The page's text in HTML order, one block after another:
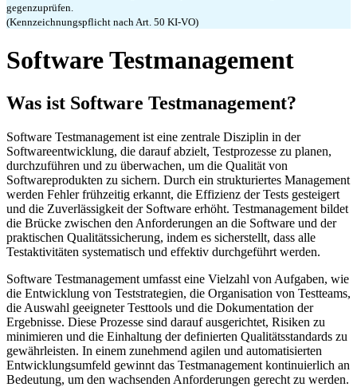
gegenzuprüfen.
(Kennzeichnungspflicht nach Art. 50 KI-VO)
Software Testmanagement
Was ist Software Testmanagement?
Software Testmanagement ist eine zentrale Disziplin in der
Softwareentwicklung, die darauf abzielt, Testprozesse zu planen,
durchzuführen und zu überwachen, um die Qualität von
Softwareprodukten zu sichern. Durch ein strukturiertes Management
werden Fehler frühzeitig erkannt, die Effizienz der Tests gesteigert
und die Zuverlässigkeit der Software erhöht. Testmanagement bildet
die Brücke zwischen den Anforderungen an die Software und der
praktischen Qualitätssicherung, indem es sicherstellt, dass alle
Testaktivitäten systematisch und effektiv durchgeführt werden.
Software Testmanagement umfasst eine Vielzahl von Aufgaben, wie
die Entwicklung von Teststrategien, die Organisation von Testteams,
die Auswahl geeigneter Testtools und die Dokumentation der
Ergebnisse. Diese Prozesse sind darauf ausgerichtet, Risiken zu
minimieren und die Einhaltung der definierten Qualitätsstandards zu
gewährleisten. In einem zunehmend agilen und automatisierten
Entwicklungsumfeld gewinnt das Testmanagement kontinuierlich an
Bedeutung, um den wachsenden Anforderungen gerecht zu werden.